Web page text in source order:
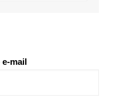
e-mail